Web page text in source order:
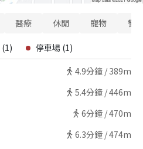
醫療 休閒 寵物 警
(1) 停車場 (1)
4.9分鐘 / 389m
5.4分鐘 /446m
6分鐘 /470m
6.3分鐘 /474m